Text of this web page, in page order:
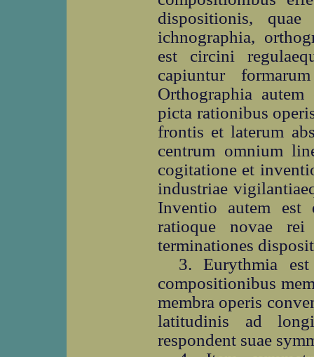
dispositionis,
ichnographia,
est circini
capiuntur
Orthographia
picta rationibus
frontis et laterum
centrum omnium
cogitatione et
industriae
Inventio autem est
ratioque novae
terminationes
3. Eurythmia est
compositionibus
membra operis
latitudinis ad
respondent suae